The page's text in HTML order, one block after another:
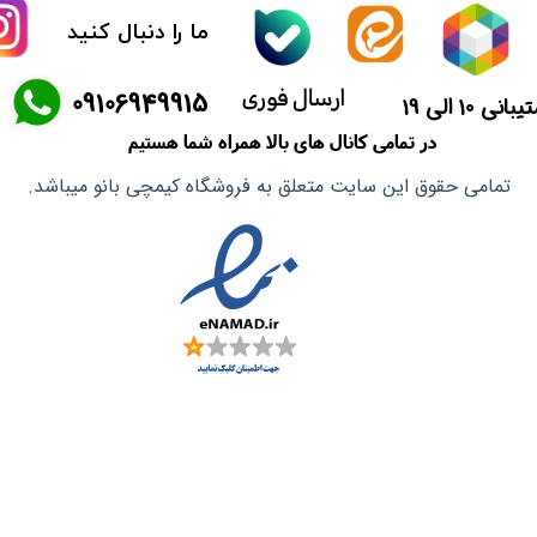
ماسک صورت
آشپزی آسیایی
تمامی حقوق این سایت متعلق به فروشگاه کیمچی بانو میباشد.
ما را دنبال کنید
​09106949915 ارسال فوری 10 الی 19
در تمامی کانال های بالا همراه شما هستیم